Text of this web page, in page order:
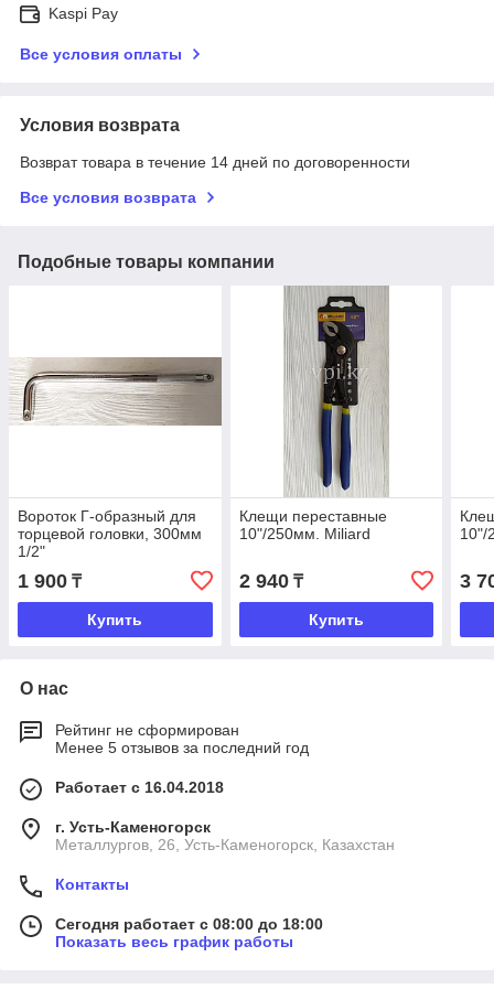
Kaspi Pay
Все условия оплаты
Условия возврата
Возврат товара в течение 14 дней по договоренности
Все условия возврата
Подобные товары компании
Bороток Г-образный для
торцевой головки, 300мм
1/2"
1 900 ₸
Купить
Клещи переставные
10"/250мм. Miliard
2 940₸
Купить
10"/
3
О нас
Рейтинг не сформирован
Менее 5 отзывов за последний год
Работает с 16.04.2018
г. Усть-Каменогорск
Металлургов, 26, Усть-Каменогорск, Казахстан
Контакты
Сегодня работает с 08:00 до 18:00
Показать весь график работы